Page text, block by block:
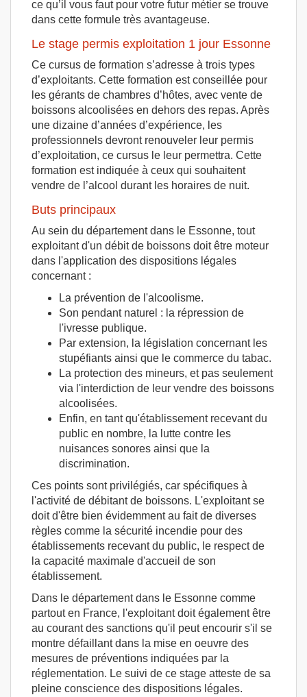
ce qu’il vous faut pour votre futur métier se trouve
dans cette formule très avantageuse.
Le stage permis exploitation 1 jour Essonne
Ce cursus de formation s’adresse à trois types
d’exploitants. Cette formation est conseillée pour
les gérants de chambres d’hôtes, avec vente de
boissons alcoolisées en dehors des repas. Après
une dizaine d’années d’expérience, les
professionnels devront renouveler leur permis
d’exploitation, ce cursus le leur permettra. Cette
formation est indiquée à ceux qui souhaitent
vendre de l’alcool durant les horaires de nuit.
Buts principaux
Au sein du département dans le Essonne, tout
exploitant d'un débit de boissons doit être moteur
dans l'application des dispositions légales
concernant :
La prévention de l'alcoolisme.
Son pendant naturel : la répression de
l'ivresse publique.
Par extension, la législation concernant les
stupéfiants ainsi que le commerce du tabac.
La protection des mineurs, et pas seulement
via l'interdiction de leur vendre des boissons
alcoolisées.
Enfin, en tant qu'établissement recevant du
public en nombre, la lutte contre les
nuisances sonores ainsi que la
discrimination.
Ces points sont privilégiés, car spécifiques à
l'activité de débitant de boissons. L'exploitant se
doit d'être bien évidemment au fait de diverses
règles comme la sécurité incendie pour des
établissements recevant du public, le respect de
la capacité maximale d'accueil de son
établissement.
Dans le département dans le Essonne comme
partout en France, l'exploitant doit également être
au courant des sanctions qu'il peut encourir s'il se
montre défaillant dans la mise en oeuvre des
mesures de préventions indiquées par la
réglementation. Le suivi de ce stage atteste de sa
pleine conscience des dispositions légales.